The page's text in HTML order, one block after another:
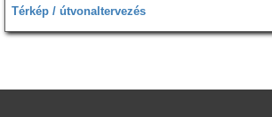
Térkép / útvonaltervezés